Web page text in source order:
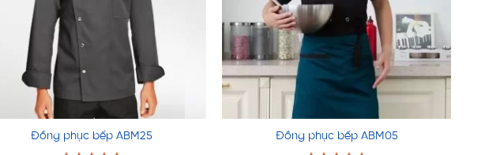
Đồng phục bếp ABM25 Đồng phục bếp ABM05